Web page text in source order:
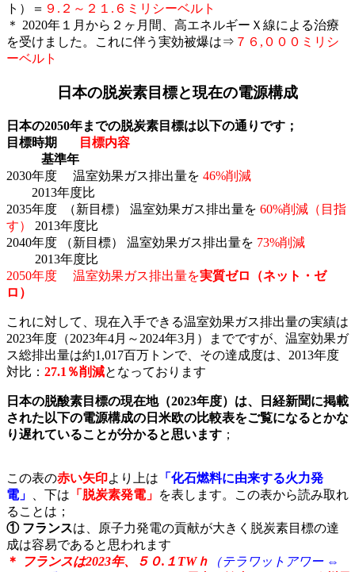
ト）＝ ９.２～２１.６ミリシーベルト
＊ 2020年１月から２ヶ月間、高エネルギーＸ線による治療
を受けました。これに伴う実効被爆は⇒ ７６,０００ミリシ
ーベルト
日本の脱炭素目標と現在の電源構成
日本の2050年までの脱炭素目標は以下の通りです；
目標時期
目標内容
基準年
2030年度 温室効果ガス排出量を 46%削減
2013年度比
2035年度 （新目標） 温室効果ガス排出量を 60%削減（目指
す）
2013年度比
2040年度 （新目標） 温室効果ガス排出量を 73%削減
2013年度比
2050年度 温室効果ガス排出量を実質ゼロ（ネット・ゼ
ロ）
これに対して、現在入手できる温室効果ガス排出量の実績は
2023年度（2023年4月～2024年3月）までですが、温室効果ガ
ス総排出量は約1,017百万トンで、その達成度は、2013年度
対比： 27.1％削減となっております
日本の脱酸素目標の現在地（2023年度）は、日経新聞に掲載
された以下の電源構成の日米欧の比較表をご覧になるとかな
り遅れていることが分かると思います ；
この表の赤い矢印より上は 「化石燃料に由来する火力発
電」
、下は 「脱炭素発電」 を表します。この表から読み取れ
ることは；
① フランスは、原子力発電の貢献が大きく脱炭素目標の達
成は容易であると思われます
＊
フランスは2023年、５０.１TWｈ
（テラワットアワー ⇔